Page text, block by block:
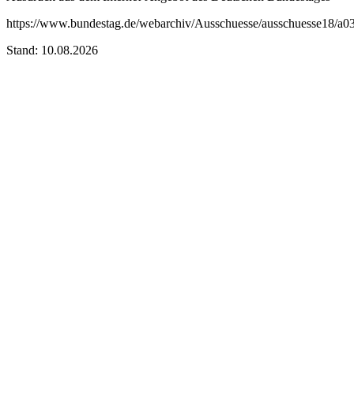
https://www.bundestag.de/webarchiv/Ausschuesse/ausschuesse18/
Stand: 10.08.2026